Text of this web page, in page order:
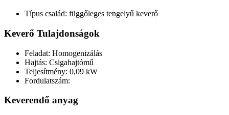
Típus család: függőleges tengelyű keverő
Keverő Tulajdonságok
Feladat: Homogenizálás
Hajtás: Csigahajtómű
Teljesítmény: 0,09 kW
Fordulatszám:
Keverendő anyag